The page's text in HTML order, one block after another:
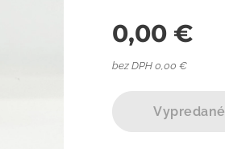
0,00 €
bez DPH 0,00 €
Vypredané